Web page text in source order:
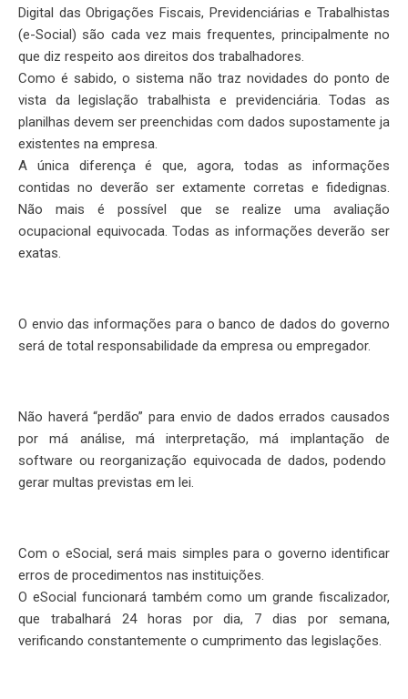
Digital das Obrigações Fiscais, Previdenciárias e Trabalhistas
(e-Social) são cada vez mais frequentes, principalmente no
que diz respeito aos direitos dos trabalhadores.
Como é sabido, o sistema não traz novidades do ponto de
vista da legislação trabalhista e previdenciária. Todas as
planilhas devem ser preenchidas com dados supostamente ja
existentes na empresa.
A única diferença é que, agora, todas as informações
contidas no deverão ser extamente corretas e fidedignas.
Não mais é possível que se realize uma avaliação
ocupacional equivocada. Todas as informações deverão ser
exatas.
O envio das informações para o banco de dados do governo
será de total responsabilidade da empresa ou empregador.
Não haverá “perdão” para envio de dados errados causados
por má análise, má interpretação, má implantação de
software ou reorganização equivocada de dados, podendo
gerar multas previstas em lei.
Com o eSocial, será mais simples para o governo identificar
erros de procedimentos nas instituições.
O eSocial funcionará também como um grande fiscalizador,
que trabalhará 24 horas por dia, 7 dias por semana,
verificando constantemente o cumprimento das legislações.